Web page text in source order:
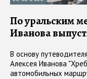
По уральским
Иванова
В основу
Алексея Иванова
автомобильных